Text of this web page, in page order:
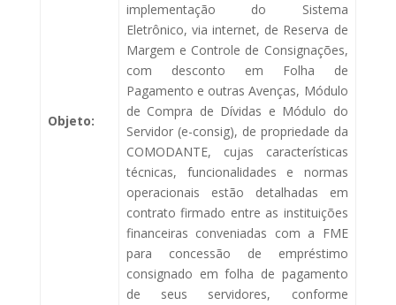
Objeto:
implementação do Sistema
Eletrônico, via internet, de Reserva de
Margem e Controle de Consignações,
com desconto em Folha de
Pagamento e outras Avenças, Módulo
de Compra de Dívidas e Módulo do
Servidor (e-consig), de propriedade da
COMODANTE, cujas características
técnicas, funcionalidades e normas
operacionais estão detalhadas em
contrato firmado entre as instituições
financeiras conveniadas com a FME
para concessão de empréstimo
consignado em folha de pagamento
de seus servidores, conforme